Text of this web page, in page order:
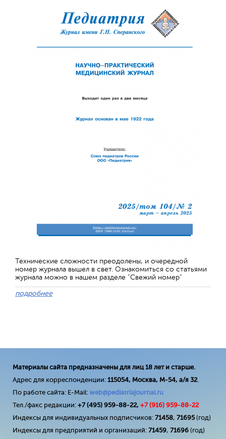
Технические сложности преодолены, и очередной
номер журнала вышел в свет. Ознакомиться со статьями
журнала можно в нашем разделе "Свежий номер"
подробнее
Материалы сайта предназначены для лиц 18 лет и старше.
Адрес для корреспонденции: 115054, Москва, М-54, а/я 32.
По работе сайта: E-Mail: web@pediatriajournal.ru
Тел./факс редакции: +7 (495) 959-88-22, +7 (916) 959-88-22
Индексы для индивидуальных подписчиков: 71458, 71695(год)
Индексы для предприятий и организаций: 71459, 71696 (год)